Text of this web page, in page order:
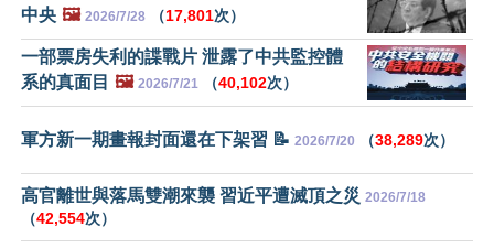
中央 🖼️ 2026/7/28 （17,801次）
一部票房失利的諜戰片 泄露了中共監控體
系的真面目 🖼️ 2026/7/21 （40,102次）
軍方新一期畫報封面還在下架習 📝 2026/7/20 （38,289次）
高官離世與落馬雙潮來襲 習近平遭滅頂之災 2026/7/18
（42,554次）